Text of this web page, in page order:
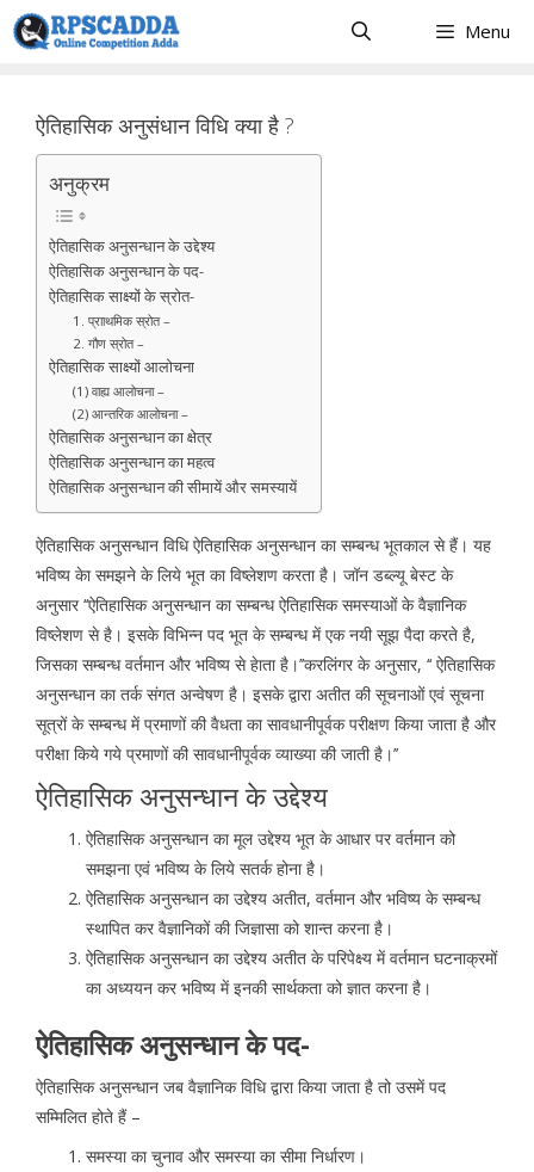
Skip
to
Menu
ऐतिहासिक अनुसंधान विधि क्या है ?
अनुक्रम
ऐतिहासिक अनुसन्धान के उद्देश्य
ऐतिहासिक अनुसन्धान के पद-
ऐतिहासिक साक्ष्यों के स्रोत-
1. प्रााथमिक स्रोत –
2. गौण स्रोत –
ऐतिहासिक साक्ष्यों आलोचना
(1) वाह्य आलोचना –
(2) आन्तरिक आलोचना –
ऐतिहासिक अनुसन्धान का क्षेत्र
ऐतिहासिक अनुसन्धान का महत्व
ऐतिहासिक अनुसन्धान की सीमायें और समस्यायें
ऐतिहासिक अनुसन्धान विधि ऐतिहासिक अनुसन्धान का सम्बन्ध भूतकाल से हैं। यह
भविष्य केा समझने के लिये भूत का विष्लेशण करता है। जॉन डब्ल्यू बेस्ट के
अनुसार ‘‘ऐतिहासिक अनुसन्धान का सम्बन्ध ऐतिहासिक समस्याओं के वैज्ञानिक
विष्लेशण से है। इसके विभिन्न पद भूत के सम्बन्ध में एक नयी सूझ पैदा करते है,
जिसका सम्बन्ध वर्तमान और भविष्य से हेाता है।’’करलिंगर के अनुसार, ‘‘ ऐतिहासिक
अनुसन्धान का तर्क संगत अन्वेषण है। इसके द्वारा अतीत की सूचनाओं एवं सूचना
सूत्रों के सम्बन्ध में प्रमाणों की वैधता का सावधानीपूर्वक परीक्षण किया जाता है और
परीक्षा किये गये प्रमाणों की सावधानीपूर्वक व्याख्या की जाती है।’’
ऐतिहासिक अनुसन्धान के उद्देश्य
ऐतिहासिक अनुसन्धान का मूल उद्देश्य भूत के आधार पर वर्तमान को
समझना एवं भविष्य के लिये सतर्क होना है।
ऐतिहासिक अनुसन्धान का उद्देश्य अतीत, वर्तमान और भविष्य के सम्बन्ध
स्थापित कर वैज्ञानिकों की जिज्ञासा को शान्त करना है।
ऐतिहासिक अनुसन्धान का उद्देश्य अतीत के परिपेक्ष्य में वर्तमान घटनाक्रमों
का अध्ययन कर भविष्य में इनकी सार्थकता को ज्ञात करना है।
ऐतिहासिक अनुसन्धान के पद-
ऐतिहासिक अनुसन्धान जब वैज्ञानिक विधि द्वारा किया जाता है तो उसमें पद
सम्मिलित होते हैं –
समस्या का चुनाव और समस्या का सीमा निर्धारण।